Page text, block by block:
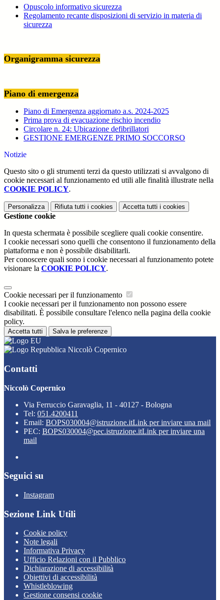
Opuscolo informativo sicurezza
Regolamento recante disposizioni di servizio in materia di
sicurezza
Organigramma sicurezza
Piano di emergenza
Piano di Emergenza aggiornato a.s. 2024-2025
Prima prova di evacuazione rischio incendio
Circolare n. 24: Ubicazione defibrillatori
GESTIONE EMERGENZE PRIMO SOCCORSO
Notizie
Questo sito o gli strumenti terzi da questo utilizzati si avvalgono di
cookie necessari al funzionamento ed utili alle finalità illustrate nella
COOKIE POLICY.
Personalizza Rifiuta tutti i cookies Accetta tutti i cookies
Gestione cookie
In questa schermata è possibile scegliere quali cookie consentire.
I cookie necessari sono quelli che consentono il funzionamento della
piattaforma e non è possibile disabilitarli.
Per conoscere quali sono i cookie necessari al funzionamento potete
visionare la COOKIE POLICY.
Cookie necessari per il funzionamento
I cookie necessari per il funzionamento non possono essere
disabilitati. È possibile consultare l'elenco nella pagina della cookie
policy.
Accetta tutti Salva le preferenze
Niccolò Copernico
Contatti
Niccolò Copernico
Via Ferruccio Garavaglia, 11 - 40127 - Bologna
Tel: 051.4200411
Email: BOPS030004@istruzione.itLink per inviare una mail
PEC: BOPS030004@pec.istruzione.itLink per inviare una
mail
Seguici su
Instagram
Sezione Link Utili
Cookie policy
Note legali
Informativa Privacy
Ufficio Relazioni con il Pubblico
Dichiarazione di accessibilità
Obiettivi di accessibilità
Whistleblowing
Gestione consensi cookie